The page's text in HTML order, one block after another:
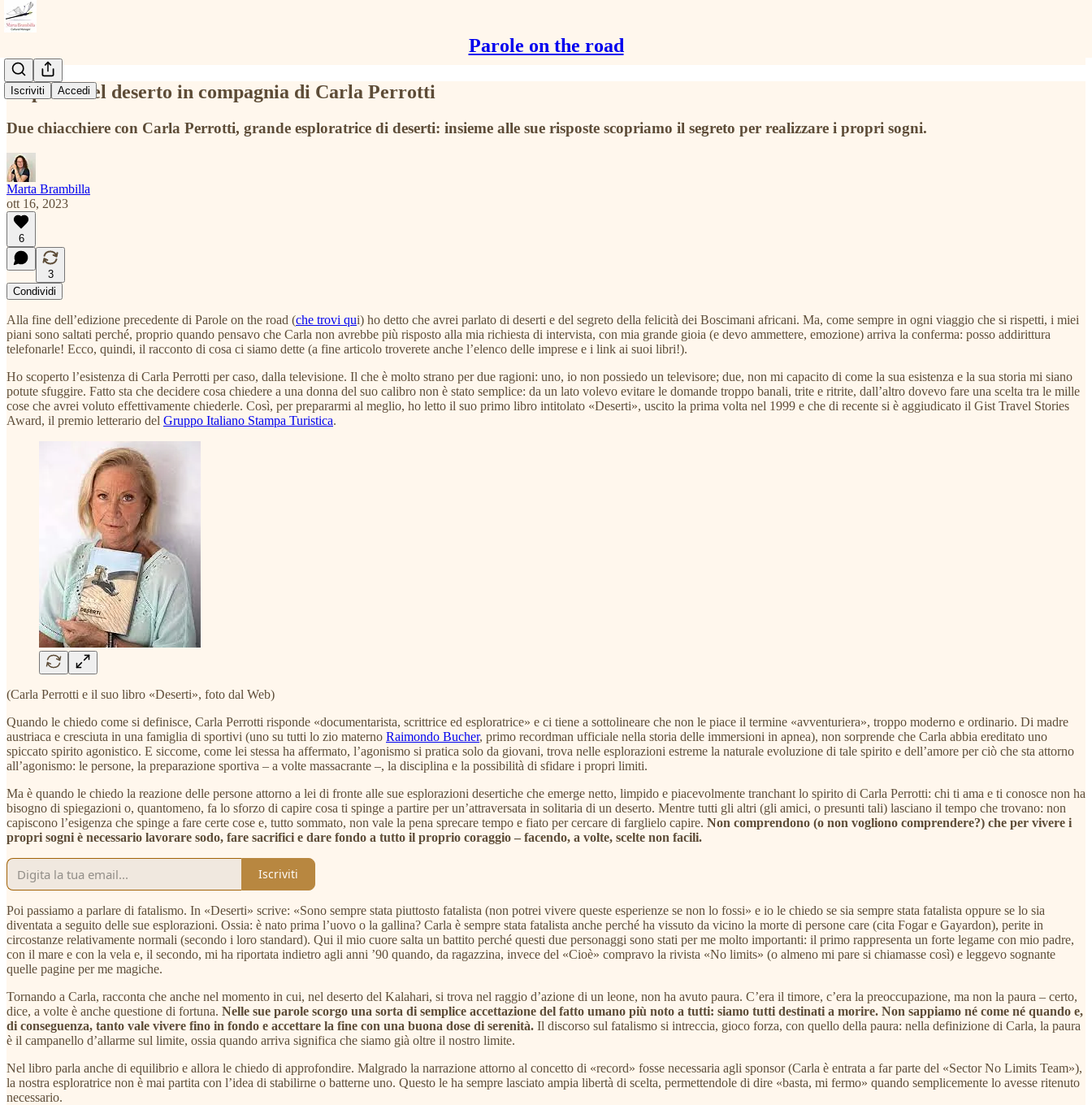
Parole on the road
Iscriviti Accedi
A spasso nel deserto in compagnia di Carla Perrotti
Due chiacchiere con Carla Perrotti, grande esploratrice di deserti: insieme alle sue risposte scopriamo il segreto per realizzare i propri sogni.
Marta Brambilla
ott 16, 2023
6
3
Condividi
Alla fine dell’edizione precedente di Parole on the road (che trovi qui) ho detto che avrei parlato di deserti e del segreto della felicità dei Boscimani africani. Ma, come sempre in ogni viaggio che si rispetti, i miei
piani sono saltati perché, proprio quando pensavo che Carla non avrebbe più risposto alla mia richiesta di intervista, con mia grande gioia (e devo ammettere, emozione) arriva la conferma: posso addirittura
telefonarle! Ecco, quindi, il racconto di cosa ci siamo dette (a fine articolo troverete anche l’elenco delle imprese e i link ai suoi libri!).
Ho scoperto l’esistenza di Carla Perrotti per caso, dalla televisione. Il che è molto strano per due ragioni: uno, io non possiedo un televisore; due, non mi capacito di come la sua esistenza e la sua storia mi siano
potute sfuggire. Fatto sta che decidere cosa chiedere a una donna del suo calibro non è stato semplice: da un lato volevo evitare le domande troppo banali, trite e ritrite, dall’altro dovevo fare una scelta tra le mille
cose che avrei voluto effettivamente chiederle. Così, per prepararmi al meglio, ho letto il suo primo libro intitolato «Deserti», uscito la prima volta nel 1999 e che di recente si è aggiudicato il Gist Travel Stories
Award, il premio letterario del Gruppo Italiano Stampa Turistica.
(Carla Perrotti e il suo libro «Deserti», foto dal Web)
Quando le chiedo come si definisce, Carla Perrotti risponde «documentarista, scrittrice ed esploratrice» e ci tiene a sottolineare che non le piace il termine «avventuriera», troppo moderno e ordinario. Di madre
austriaca e cresciuta in una famiglia di sportivi (uno su tutti lo zio materno Raimondo Bucher, primo recordman ufficiale nella storia delle immersioni in apnea), non sorprende che Carla abbia ereditato uno
spiccato spirito agonistico. E siccome, come lei stessa ha affermato, l’agonismo si pratica solo da giovani, trova nelle esplorazioni estreme la naturale evoluzione di tale spirito e dell’amore per ciò che sta attorno
all’agonismo: le persone, la preparazione sportiva – a volte massacrante –, la disciplina e la possibilità di sfidare i propri limiti.
Ma è quando le chiedo la reazione delle persone attorno a lei di fronte alle sue esplorazioni desertiche che emerge netto, limpido e piacevolmente tranchant lo spirito di Carla Perrotti: chi ti ama e ti conosce non ha
bisogno di spiegazioni o, quantomeno, fa lo sforzo di capire cosa ti spinge a partire per un’attraversata in solitaria di un deserto. Mentre tutti gli altri (gli amici, o presunti tali) lasciano il tempo che trovano: non
capiscono l’esigenza che spinge a fare certe cose e, tutto sommato, non vale la pena sprecare tempo e fiato per cercare di farglielo capire. Non comprendono (o non vogliono comprendere?) che per vivere i
propri sogni è necessario lavorare sodo, fare sacrifici e dare fondo a tutto il proprio coraggio – facendo, a volte, scelte non facili.
Iscriviti
Poi passiamo a parlare di fatalismo. In «Deserti» scrive: «Sono sempre stata piuttosto fatalista (non potrei vivere queste esperienze se non lo fossi» e io le chiedo se sia sempre stata fatalista oppure se lo sia
diventata a seguito delle sue esplorazioni. Ossia: è nato prima l’uovo o la gallina? Carla è sempre stata fatalista anche perché ha vissuto da vicino la morte di persone care (cita Fogar e Gayardon), perite in
circostanze relativamente normali (secondo i loro standard). Qui il mio cuore salta un battito perché questi due personaggi sono stati per me molto importanti: il primo rappresenta un forte legame con mio padre,
con il mare e con la vela e, il secondo, mi ha riportata indietro agli anni ’90 quando, da ragazzina, invece del «Cioè» compravo la rivista «No limits» (o almeno mi pare si chiamasse così) e leggevo sognante
quelle pagine per me magiche.
Tornando a Carla, racconta che anche nel momento in cui, nel deserto del Kalahari, si trova nel raggio d’azione di un leone, non ha avuto paura. C’era il timore, c’era la preoccupazione, ma non la paura – certo,
dice, a volte è anche questione di fortuna. Nelle sue parole scorgo una sorta di semplice accettazione del fatto umano più noto a tutti: siamo tutti destinati a morire. Non sappiamo né come né quando e,
di conseguenza, tanto vale vivere fino in fondo e accettare la fine con una buona dose di serenità. Il discorso sul fatalismo si intreccia, gioco forza, con quello della paura: nella definizione di Carla, la paura
è il campanello d’allarme sul limite, ossia quando arriva significa che siamo già oltre il nostro limite.
Nel libro parla anche di equilibrio e allora le chiedo di approfondire. Malgrado la narrazione attorno al concetto di «record» fosse necessaria agli sponsor (Carla è entrata a far parte del «Sector No Limits Team»),
la nostra esploratrice non è mai partita con l’idea di stabilirne o batterne uno. Questo le ha sempre lasciato ampia libertà di scelta, permettendole di dire «basta, mi fermo» quando semplicemente lo avesse ritenuto
necessario.